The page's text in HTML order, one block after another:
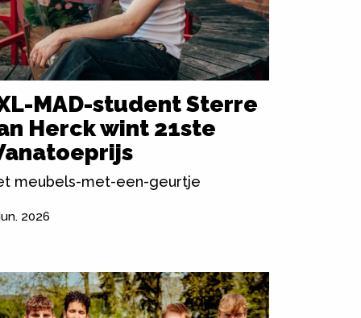
MAD-student Sterre
Herck wint 21ste
meubels-met-een-geurtje
2026